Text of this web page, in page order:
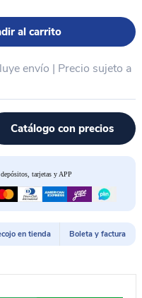
al carrito
envío | Precio sujeto a
Catálogo con precios
tarjetas y APP
en tienda Boleta y factura